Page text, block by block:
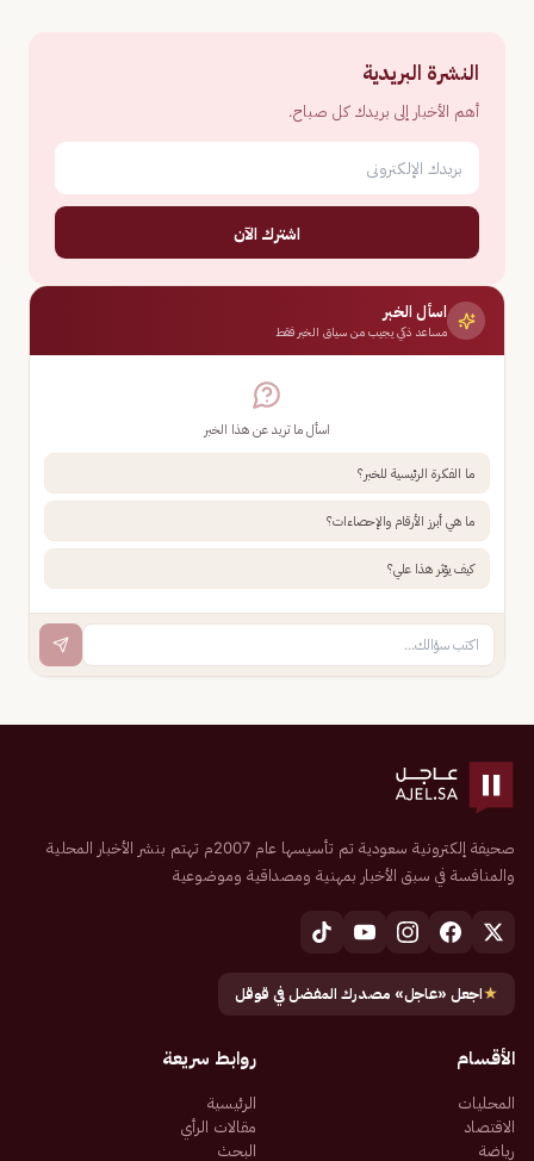
النشرة البريدية
أهم الأخبار إلى بريدك كل صباح.
اشترك الآن
اسأل الخبر
مساعد ذكي يجيب من سياق الخبر فقط
اسأل ما تريد عن هذا الخبر
ما الفكرة الرئيسية للخبر؟
ما هي أبرز الأرقام والإحصاءات؟
كيف يؤثر هذا علي؟
صحيفة إلكترونية سعودية تم تأسيسها عام 2007م تهتم بنشر الأخبار المحلية
والمنافسة في سبق الأخبار بمهنية ومصداقية وموضوعية
★اجعل «عاجل» مصدرك المفضل في قوقل
الأقسام
المحليات
الاقتصاد
رياضة
روابط سريعة
الرئيسية
مقالات الرأي
البحث